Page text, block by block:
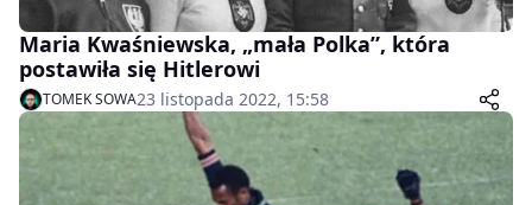
Maria Kwaśniewska, „mała Polka”, która
postawiła się Hitlerowi
TOMEK SOWA23 listopada 2022, 15:58